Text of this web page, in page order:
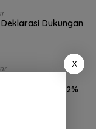
Dukungan
JG-KWL 27,62%
X